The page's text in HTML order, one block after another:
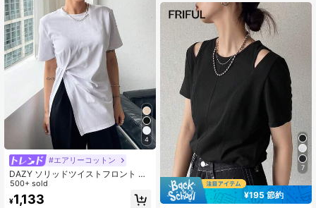
4
#エアリーコットン
DAZY ソリッドツイストフロント シ
ンプルtシャツ スプリットヘム
500+ sold
¥1,133
りが良く、デイリーユースに最適で
す。
7
¥195 節約